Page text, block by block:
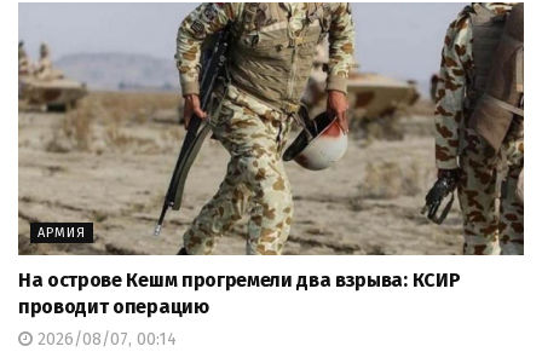
АРМИЯ
На острове Кешм прогремели два взрыва: КСИР
проводит операцию
2026/08/07, 00:14